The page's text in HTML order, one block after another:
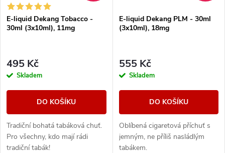
E-liquid Dekang Tobacco -
30ml (3x10ml), 11mg
495 Kč
Skladem
DO KOŠÍKU
Tradiční bohatá tabáková chuť.
Pro všechny, kdo mají rádi
tradiční tabák!
E-liquid Dekang PLM - 30ml
(3x10ml), 18mg
555 Kč
Skladem
DO KOŠÍKU
Oblíbená cigaretová příchuť s
jemným, ne příliš nasládlým
tabákem.